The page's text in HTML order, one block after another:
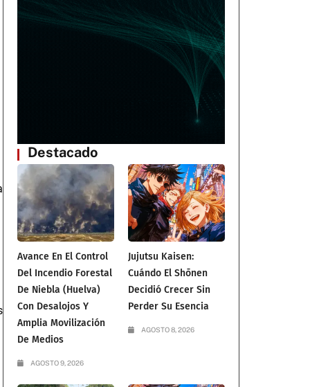
Destacado
Avance En El Control
Del Incendio Forestal
De Niebla (Huelva)
Con Desalojos Y
Amplia Movilización
De Medios
AGOSTO 9, 2026
Jujutsu Kaisen:
Cuándo El Shōnen
Decidió Crecer Sin
Perder Su Esencia
AGOSTO 8, 2026